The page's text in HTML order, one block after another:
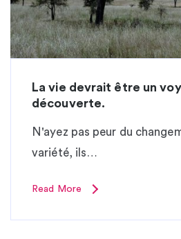
La vie devrait être un
découverte.
N'ayez pas peur du
variété, ils…
Read More